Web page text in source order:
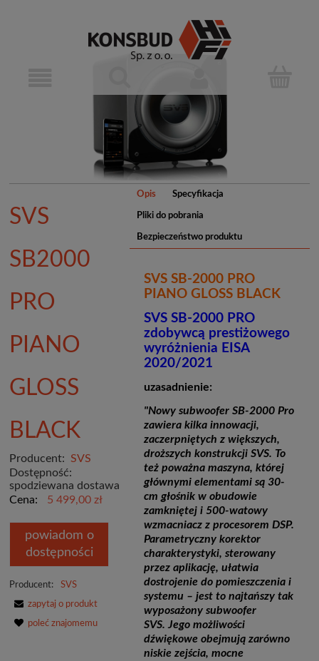
Opis Specyfikacja
Pliki do pobrania
Bezpieczeństwo produktu
SVS SB-2000 PRO
PIANO GLOSS BLACK
SVS SB-2000 PRO
zdobywcą prestiżowego
wyróżnienia EISA
2020/2021
uzasadnienie:
"Nowy subwoofer SB-2000 Pro
zawiera kilka innowacji,
zaczerpniętych z większych,
droższych konstrukcji SVS. To
też poważna maszyna, której
głównymi elementami są 30-
cm głośnik w obudowie
zamkniętej i 500-watowy
wzmacniacz z procesorem DSP.
Parametryczny korektor
charakterystyki, sterowany
przez aplikację, ułatwia
dostrojenie do pomieszczenia i
systemu – jest to najtańszy tak
wyposażony subwoofer
SVS. Jego możliwości
dźwiękowe obejmują zarówno
niskie zejścia, mocne
SVS
SB2000
PRO
PIANO
GLOSS
BLACK
Producent: SVS
Dostępność:
spodziewana dostawa
Cena:
5 499,00 zł
powiadom o
dostępności
Producent: SVS
zapytaj o produkt
poleć znajomemu